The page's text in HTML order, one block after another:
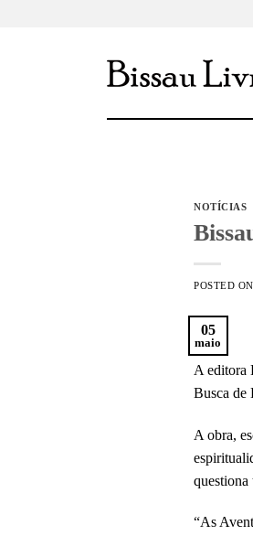
NOTÍCIAS
POSTED ON
05
maio
A editora
Busca de
A obra,
questiona
“As